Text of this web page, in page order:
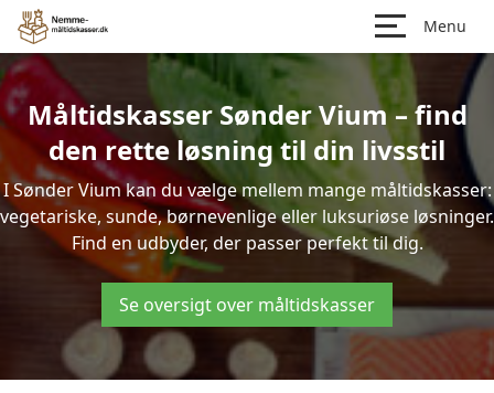
Menu
Måltidskasser Sønder Vium – find
den rette løsning til din livsstil
I Sønder Vium kan du vælge mellem mange måltidskasser:
vegetariske, sunde, børnevenlige eller luksuriøse løsninger.
Find en udbyder, der passer perfekt til dig.
Se oversigt over måltidskasser